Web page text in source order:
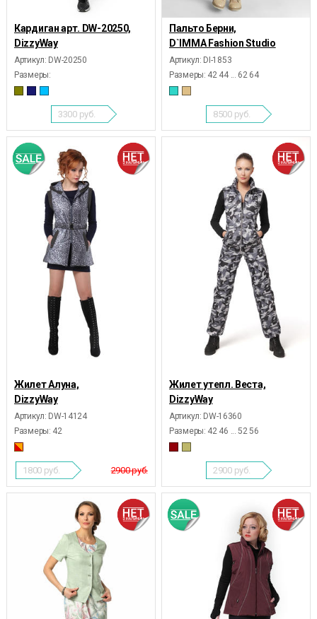
Кардиган арт. DW-20250,
DizzyWay
Артикул: DW-20250
Размеры:
3300 руб.
Пальто Берни,
D`IMMA Fashion Studio
Артикул: DI-1853
Размеры: 42 44 ... 62 64
8500 руб.
Жилет Алуна,
DizzyWay
Артикул: DW-14124
Размеры: 42
2900 руб.
1800 руб.
Жилет утепл. Веста,
DizzyWay
Артикул: DW-16360
Размеры: 42 46 ... 52 56
2900 руб.